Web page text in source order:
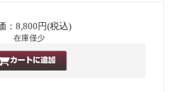
：8,800円(税込)
在庫僅少